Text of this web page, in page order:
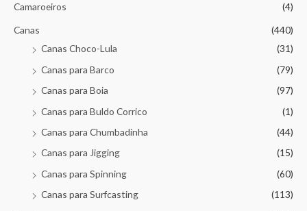
Camaroeiros (4)
Canas
(440)
Canas Choco-Lula
(31)
Canas para Barco
(79)
Canas para Boia
(97)
Canas para Buldo Corrico
(1)
Canas para Chumbadinha
(44)
Canas para Jigging
(15)
Canas para Spinning
(60)
Canas para Surfcasting
(113)